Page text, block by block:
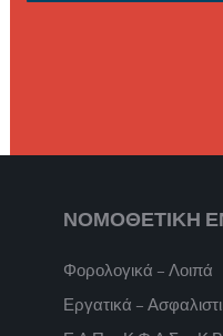
ΝΟΜΟΘΕΤΙΚΗ
Φορολογικά – Λοιπά
Εργατικά –